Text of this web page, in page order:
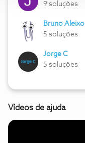
9 soluções
Bruno Aleixo
5 soluções
Jorge C
5 soluções
Vídeos de ajuda